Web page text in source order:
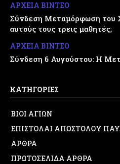
ΑΡΧΕΙΑ ΒΙΝΤΕΟ
Σύνδεση Μεταμόρφωση του
αυτούς τους τρεις μαθητές;
ΑΡΧΕΙΑ ΒΙΝΤΕΟ
Σύνδεση 6 Αυγούστου: Η
ΚΑΤΗΓΟΡΙΕΣ
ΒΙΟΙ ΑΓΙΩΝ
ΕΠΙΣΤΟΛΑΙ ΑΠΟΣΤΟΛΟΥ
ΑΡΘΡΑ
ΠΡΩΤΟΣΕΛΙΔΑ ΑΡΘΡΑ